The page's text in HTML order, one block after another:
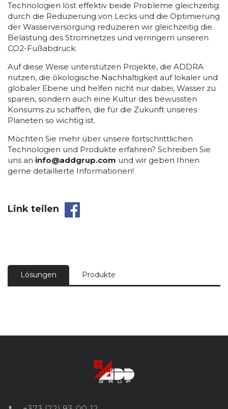
Technologien löst effektiv beide Probleme gleichzeitig:
durch die Reduzierung von Lecks und die Optimierung
der Wasserversorgung reduzieren wir gleichzeitig die
Belastung des Stromnetzes und verringern unseren
CO2-Fußabdruck.
Auf diese Weise unterstützen Projekte, die ADDRA
nutzen, die ökologische Nachhaltigkeit auf lokaler und
globaler Ebene und helfen nicht nur dabei, Wasser zu
sparen, sondern auch eine Kultur des bewussten
Konsums zu schaffen, die für die Zukunft unseres
Planeten so wichtig ist.
Möchten Sie mehr über unsere fortschrittlichen
Technologien und Produkte erfahren? Schreiben Sie
uns an info@addgrup.com und wir geben Ihnen
gerne detaillierte Informationen!
Link teilen
Lösungen Produkte